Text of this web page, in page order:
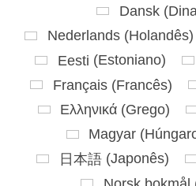
Dansk(
Nederlands(Holandês)
Eesti (Estoniano)
Français(Francês)
Ελληνικά (Grego)
Magyar (
日本語(Japonês)